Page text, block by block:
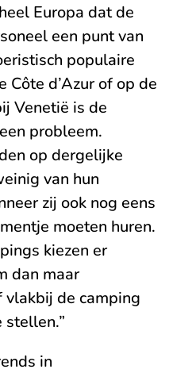
Europa dat de
een punt van
populaire
Côte d’Azur of op de
Venetië is de
probleem.
op dergelijke
van hun
zij ook nog eens
moeten huren.
kiezen er
dan maar
de camping
in